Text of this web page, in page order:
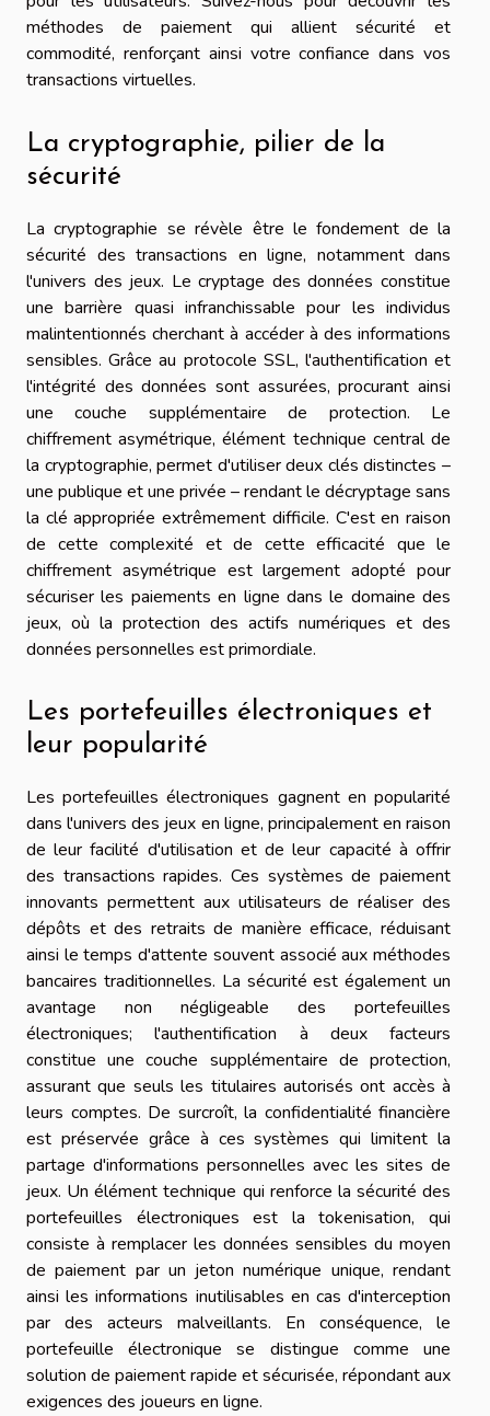
méthodes de paiement qui allient sécurité et
commodité, renforçant ainsi votre confiance dans vos
transactions virtuelles.
La cryptographie, pilier de la
sécurité
La cryptographie se révèle être le fondement de la
sécurité des transactions en ligne, notamment dans
l'univers des jeux. Le cryptage des données constitue
une barrière quasi infranchissable pour les individus
malintentionnés cherchant à accéder à des informations
sensibles. Grâce au protocole SSL, l'authentification et
l'intégrité des données sont assurées, procurant ainsi
une couche supplémentaire de protection. Le
chiffrement asymétrique, élément technique central de
la cryptographie, permet d'utiliser deux clés distinctes –
une publique et une privée – rendant le décryptage sans
la clé appropriée extrêmement difficile. C'est en raison
de cette complexité et de cette efficacité que le
chiffrement asymétrique est largement adopté pour
sécuriser les paiements en ligne dans le domaine des
jeux, où la protection des actifs numériques et des
données personnelles est primordiale.
Les portefeuilles électroniques et
leur popularité
Les portefeuilles électroniques gagnent en popularité
dans l'univers des jeux en ligne, principalement en raison
de leur facilité d'utilisation et de leur capacité à offrir
des transactions rapides. Ces systèmes de paiement
innovants permettent aux utilisateurs de réaliser des
dépôts et des retraits de manière efficace, réduisant
ainsi le temps d'attente souvent associé aux méthodes
bancaires traditionnelles. La sécurité est également un
avantage non négligeable des portefeuilles
électroniques; l'authentification à deux facteurs
constitue une couche supplémentaire de protection,
assurant que seuls les titulaires autorisés ont accès à
leurs comptes. De surcroît, la confidentialité financière
est préservée grâce à ces systèmes qui limitent la
partage d'informations personnelles avec les sites de
jeux. Un élément technique qui renforce la sécurité des
portefeuilles électroniques est la tokenisation, qui
consiste à remplacer les données sensibles du moyen
de paiement par un jeton numérique unique, rendant
ainsi les informations inutilisables en cas d'interception
par des acteurs malveillants. En conséquence, le
portefeuille électronique se distingue comme une
solution de paiement rapide et sécurisée, répondant aux
exigences des joueurs en ligne.